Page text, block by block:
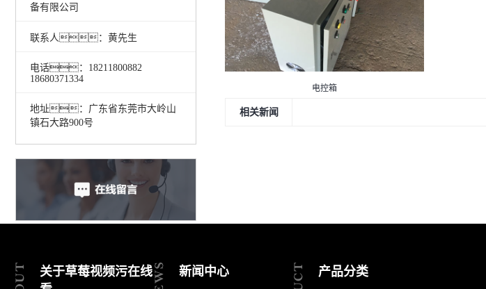
备有限公司
联系人：黄先生
电话：18211800882
18680371334
地址：广东省东莞市大岭山
镇石大路900号
电控箱
相关新闻
关于草莓视频污在线
新闻中心 产品分类